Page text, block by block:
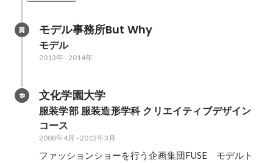
モデル事務所But Why
モデル
2013年-2014年
文化学園大学
服装学部 服装造形学科 クリエイティブデザイン
コース
2008年4月 -2012年3月
ファッションショーを行う企画集団FUSE　モデルト